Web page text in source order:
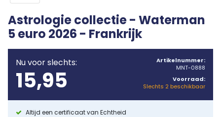
Astrologie collectie - Waterman
5 euro 2026 - Frankrijk
Nu voor slechts:
15,95
Artikelnummer:
MNT-0888
Voorraad:
Slechts 2 beschikbaar
Altijd een certificaat van Echtheid